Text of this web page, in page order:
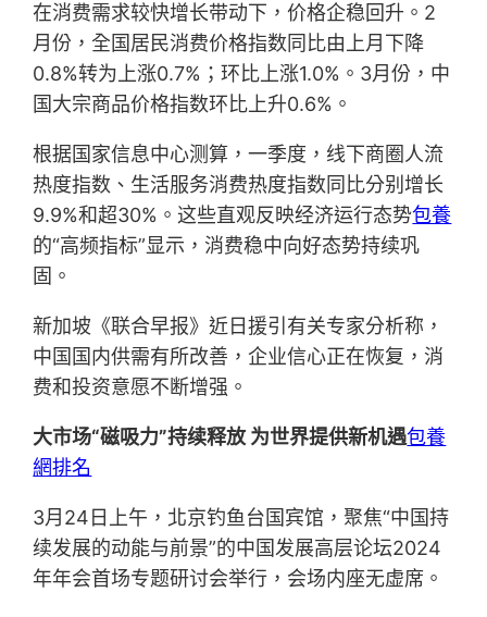
在消费需求较快增长带动下，价格企稳回升。2
月份，全国居民消费价格指数同比由上月下降
0.8%转为上涨0.7%；环比上涨1.0%。3月份，中
国大宗商品价格指数环比上升0.6%。
根据国家信息中心测算，一季度，线下商圈人流
热度指数、生活服务消费热度指数同比分别增长
9.9%和超30%。这些直观反映经济运行态势包養
的“高频指标”显示，消费稳中向好态势持续巩
固。
新加坡《联合早报》近日援引有关专家分析称，
中国国内供需有所改善，企业信心正在恢复，消
费和投资意愿不断增强。
大市场“磁吸力”持续释放 为世界提供新机遇包養
網排名
3月24日上午，北京钓鱼台国宾馆，聚焦“中国持
续发展的动能与前景”的中国发展高层论坛2024
年年会首场专题研讨会举行，会场内座无虚席。